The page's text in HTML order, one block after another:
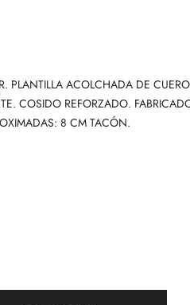
PLANTILLA ACOLCHADA DE
COSIDO REFORZADO.
8 CM TACÓN.